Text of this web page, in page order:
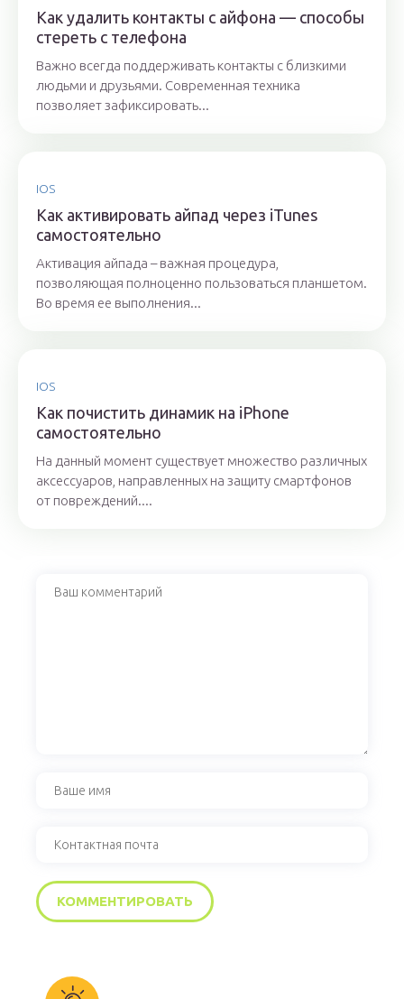
Как удалить контакты с айфона — способы
стереть с телефона
Важно всегда поддерживать контакты с близкими
людьми и друзьями. Современная техника
позволяет зафиксировать...
IOS
Как активировать айпад через iTunes
самостоятельно
Активация айпада – важная процедура,
позволяющая полноценно пользоваться планшетом.
Во время ее выполнения...
IOS
Как почистить динамик на iPhone
самостоятельно
На данный момент существует множество различных
аксессуаров, направленных на защиту смартфонов
от повреждений....